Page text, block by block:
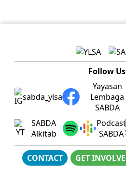
Follow
sabda_ylsa
Yayasan
Lembaga
SABDA
SABDA
Alkitab
Podcast
SABDA
CONTACT GET